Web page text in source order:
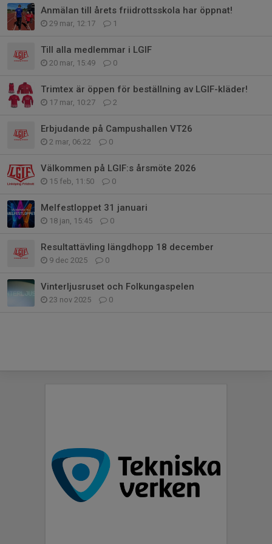
Anmälan till årets friidrottsskola har öppnat!
29 mar, 12:17 1
Till alla medlemmar i LGIF
20 mar, 15:49 0
Trimtex är öppen för beställning av LGIF-kläder!
17 mar, 10:27 2
Erbjudande på Campushallen VT26
2 mar, 06:22 0
Välkommen på LGIF:s årsmöte 2026
15 feb, 11:50 0
Melfestloppet 31 januari
18 jan, 15:45 0
Resultattävling längdhopp 18 december
9 dec 2025 0
Vinterljusruset och Folkungaspelen
23 nov 2025 0